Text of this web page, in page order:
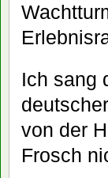
Ich sang
von der
Frosch